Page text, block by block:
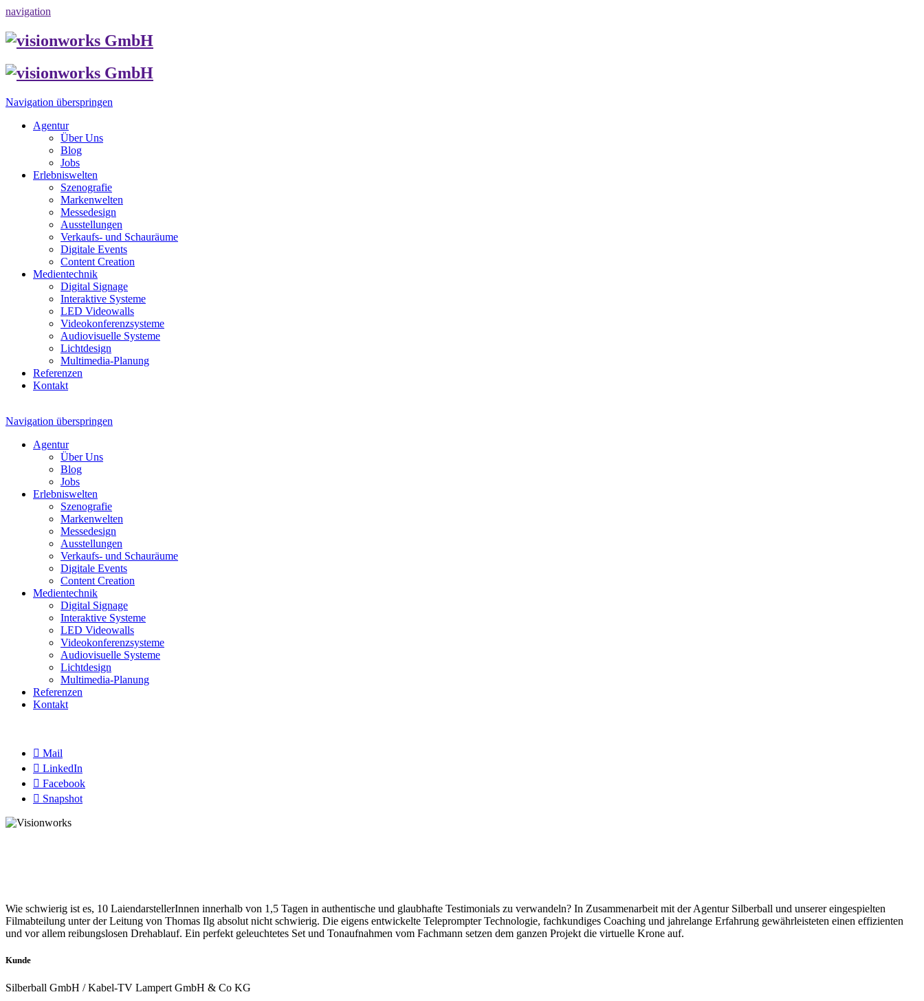
navigation
Navigation überspringen
Agentur
Über Uns
Blog
Jobs
Erlebniswelten
Szenografie
Markenwelten
Messedesign
Ausstellungen
Verkaufs- und Schauräume
Digitale Events
Content Creation
Medientechnik
Digital Signage
Interaktive Systeme
LED Videowalls
Videokonferenzsysteme
Audiovisuelle Systeme
Lichtdesign
Multimedia-Planung
Referenzen
Kontakt
Navigation überspringen
Agentur
Über Uns
Blog
Jobs
Erlebniswelten
Szenografie
Markenwelten
Messedesign
Ausstellungen
Verkaufs- und Schauräume
Digitale Events
Content Creation
Medientechnik
Digital Signage
Interaktive Systeme
LED Videowalls
Videokonferenzsysteme
Audiovisuelle Systeme
Lichtdesign
Multimedia-Planung
Referenzen
Kontakt
 Mail
 LinkedIn
 Facebook
 Snapshot
Wie schwierig ist es, 10 LaiendarstellerInnen innerhalb von 1,5 Tagen in authentische und glaubhafte Testimonials zu verwandeln? In Zusammenarbeit mit der Agentur Silberball und unserer eingespielten
Filmabteilung unter der Leitung von Thomas Ilg absolut nicht schwierig. Die eigens entwickelte Teleprompter Technologie, fachkundiges Coaching und jahrelange Erfahrung gewährleisteten einen effizienten
und vor allem reibungslosen Drehablauf. Ein perfekt geleuchtetes Set und Tonaufnahmen vom Fachmann setzen dem ganzen Projekt die virtuelle Krone auf.
Kunde
Silberball GmbH / Kabel-TV Lampert GmbH & Co KG